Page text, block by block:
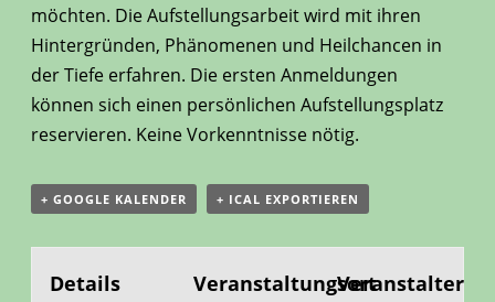
möchten. Die Aufstellungsarbeit wird mit ihren
Hintergründen, Phänomenen und Heilchancen in
der Tiefe erfahren. Die ersten Anmeldungen
können sich einen persönlichen Aufstellungsplatz
reservieren. Keine Vorkenntnisse nötig.
+ GOOGLE KALENDER + ICAL EXPORTIEREN
Details VeranstaltungsortVeranstalter